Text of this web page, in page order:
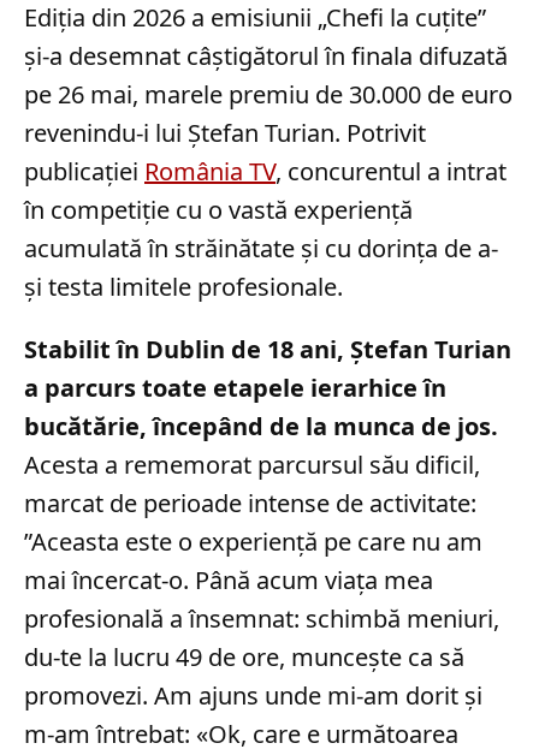
Ediția din 2026 a emisiunii „Chefi la cuțite”
și-a desemnat câștigătorul în finala difuzată
pe 26 mai, marele premiu de 30.000 de euro
revenindu-i lui Ștefan Turian. Potrivit
publicației România TV, concurentul a intrat
în competiție cu o vastă experiență
acumulată în străinătate și cu dorința de a-
și testa limitele profesionale.
Stabilit în Dublin de 18 ani, Ștefan Turian
a parcurs toate etapele ierarhice în
bucătărie, începând de la munca de jos.
Acesta a rememorat parcursul său dificil,
marcat de perioade intense de activitate:
”Aceasta este o experiență pe care nu am
mai încercat-o. Până acum viața mea
profesională a însemnat: schimbă meniuri,
du-te la lucru 49 de ore, muncește ca să
promovezi. Am ajuns unde mi-am dorit și
m-am întrebat: «Ok, care e următoarea